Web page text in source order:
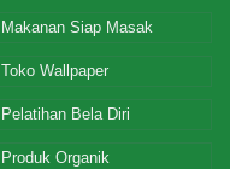
Makanan Siap Masak
Toko Wallpaper
Pelatihan Bela Diri
Produk Organik